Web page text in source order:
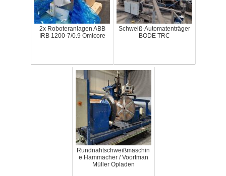
2x Roboteranlagen ABB
IRB 1200-7/0.9 Omicore
Schweiß-Automatenträger
BODE TRC
Rundnahtschweißmaschin
e Hammacher / Voortman
Müller Opladen